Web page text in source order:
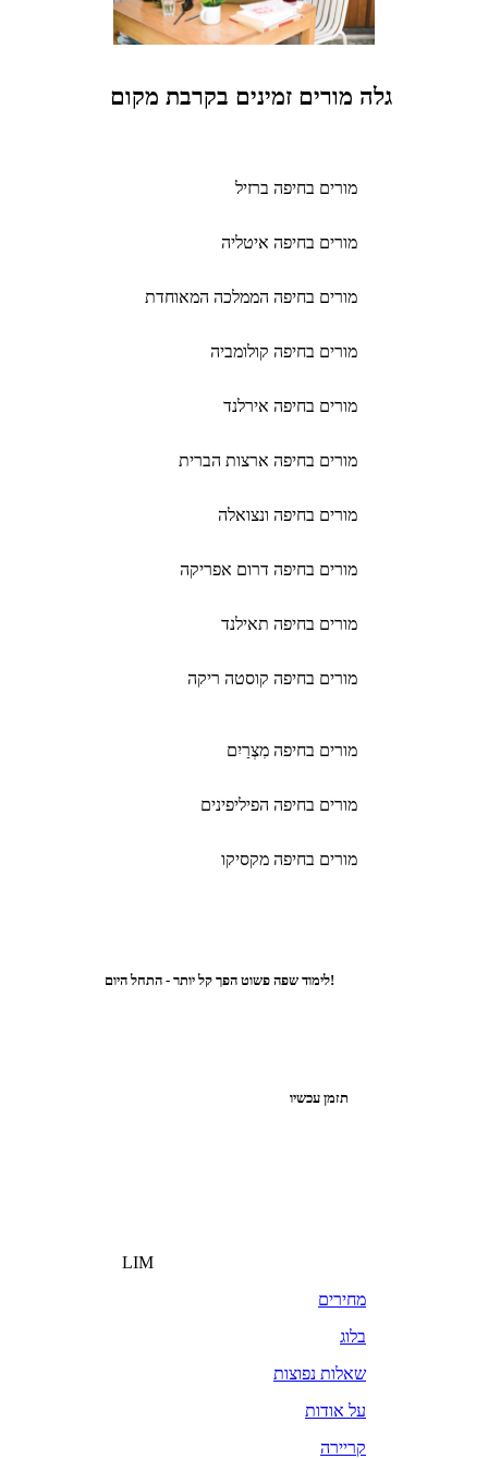
גלה מורים זמינים בקרבת מקום
מורים בחיפה ברזיל
מורים בחיפה איטליה
מורים בחיפה הממלכה המאוחדת
מורים בחיפה קולומביה
מורים בחיפה אירלנד
מורים בחיפה ארצות הברית
מורים בחיפה ונצואלה
מורים בחיפה דרום אפריקה
מורים בחיפה תאילנד
מורים בחיפה קוסטה ריקה
מורים בחיפה מִצְרַיִם
מורים בחיפה הפיליפינים
מורים בחיפה מקסיקו
לימוד שפה פשוט הפך קל יותר - התחל היום!
תזמן עכשיו
LIM
מחירים
בלוג
שאלות נפוצות
על אודות
קריירה